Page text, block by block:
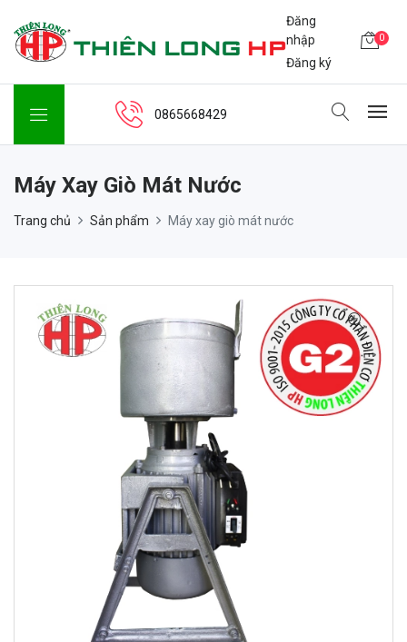
Đăng
nhập
Đăng ký
0
0865668429
Máy Xay Giò Mát Nước
Trang chủ Sản phẩm Máy xay giò mát nước